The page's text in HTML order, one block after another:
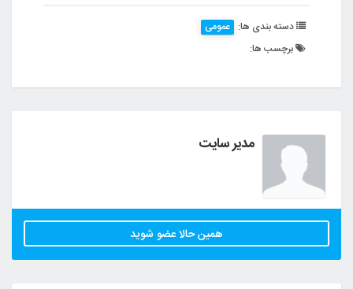
دسته بندی ها: عمومی
برچسب ها:
مدیر سایت
همین حالا عضو شوید